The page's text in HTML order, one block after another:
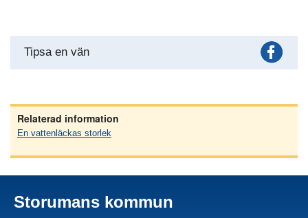
Tipsa en vän
Relaterad information
En vattenläckas storlek
Storumans kommun